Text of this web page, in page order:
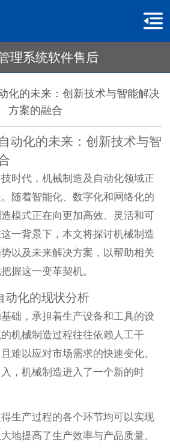
理系统软件售后
化的未来：创新技术与智能解决
方案的融合
动化的未来：创新技术与智
时代，机械制造及自动化领域正
随着智能化、数字化和网络化的
模式正在向更加高效、灵活和可
一背景下，本文将探讨机械制造
以及未来解决方案，以帮助相关
握这一变革契机。
动化的现状分析
础，承担着生产设备和工具的设
机械制造过程往往依赖人工干
难以应对市场需求的快速变化。
，机械制造进入了一个新的时
生产过程的各个环节均可以实现
地提高了生产效率与产品质量。